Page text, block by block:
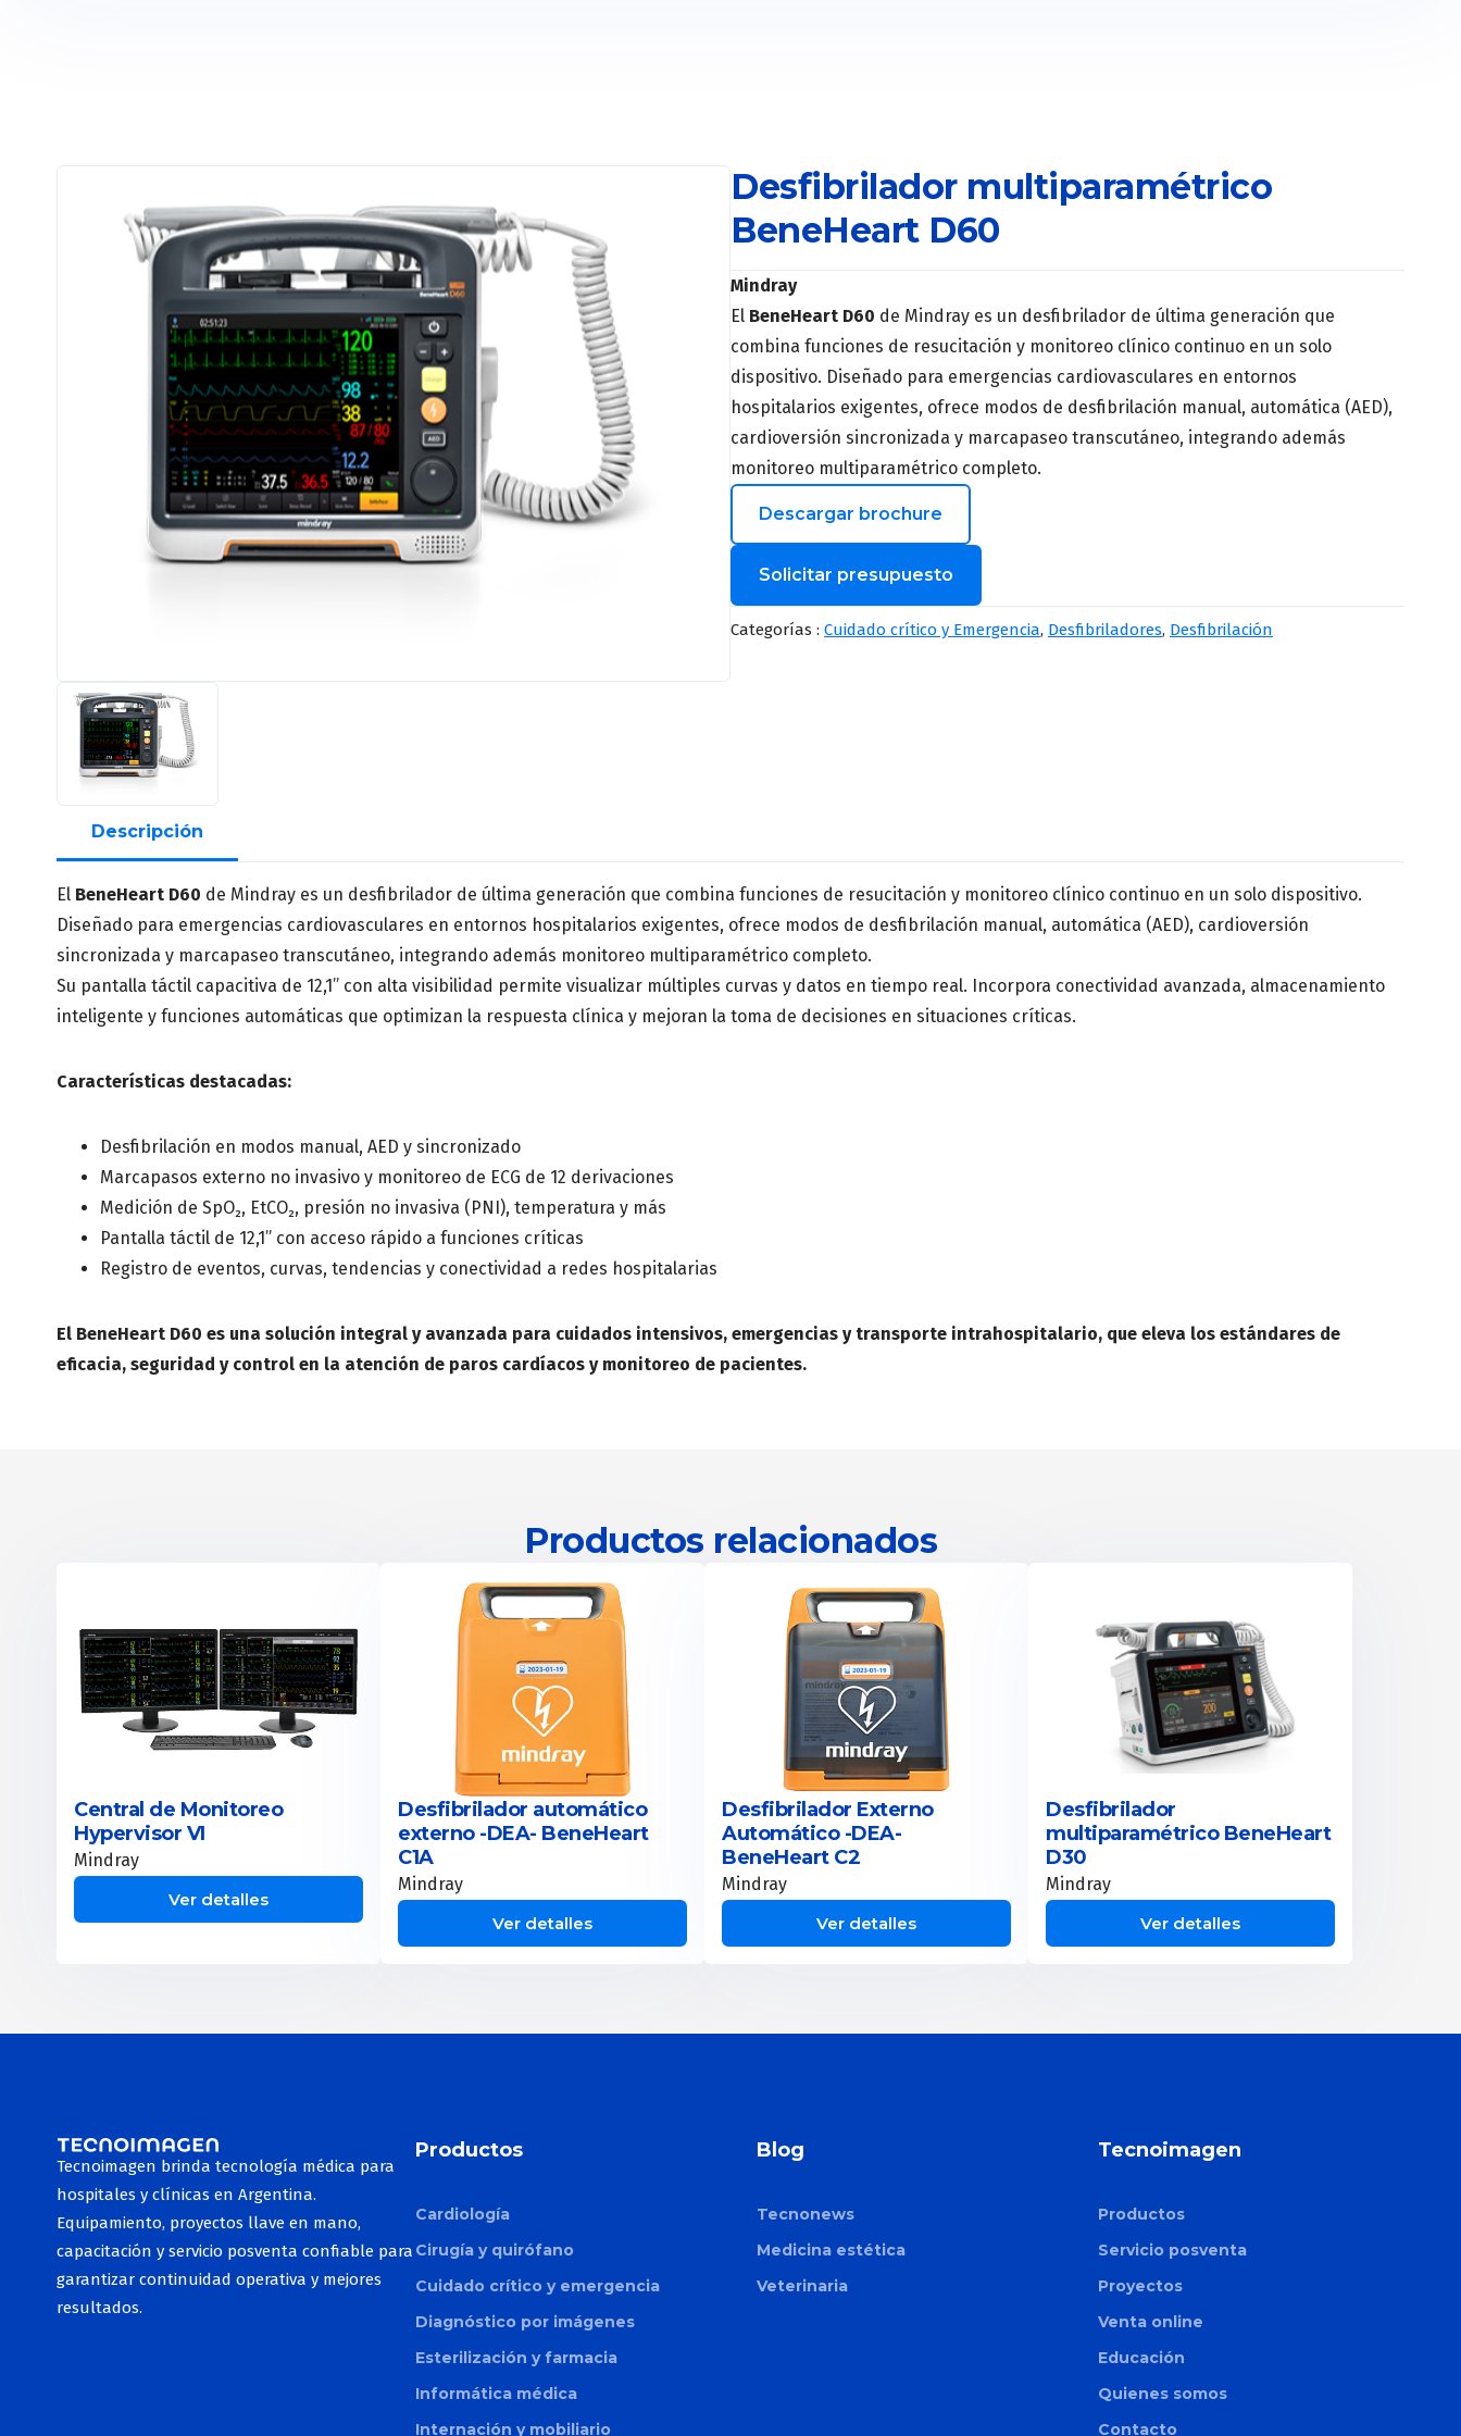
Desfibrilador multiparamétrico
BeneHeart D60
Mindray
El BeneHeart D60 de Mindray es un desfibrilador de última generación que
combina funciones de resucitación y monitoreo clínico continuo en un solo
dispositivo. Diseñado para emergencias cardiovasculares en entornos
hospitalarios exigentes, ofrece modos de desfibrilación manual, automática (AED),
cardioversión sincronizada y marcapaseo transcutáneo, integrando además
monitoreo multiparamétrico completo.
Descargar brochure
Solicitar presupuesto
Nombre Apellido
Especialidad médica*
Centro de saludo o Institución médica
Categorías : Cuidado crítico y Emergencia, Desfibriladores, Desfibrilación
Descripción
El BeneHeart D60 de Mindray es un desfibrilador de última generación que combina funciones de resucitación y monitoreo clínico continuo en un solo dispositivo.
Diseñado para emergencias cardiovasculares en entornos hospitalarios exigentes, ofrece modos de desfibrilación manual, automática (AED), cardioversión
sincronizada y marcapaseo transcutáneo, integrando además monitoreo multiparamétrico completo.
Su pantalla táctil capacitiva de 12,1” con alta visibilidad permite visualizar múltiples curvas y datos en tiempo real. Incorpora conectividad avanzada, almacenamiento
inteligente y funciones automáticas que optimizan la respuesta clínica y mejoran la toma de decisiones en situaciones críticas.
Características destacadas:
Desfibrilación en modos manual, AED y sincronizado
Marcapasos externo no invasivo y monitoreo de ECG de 12 derivaciones
Medición de SpO₂, EtCO₂, presión no invasiva (PNI), temperatura y más
Pantalla táctil de 12,1” con acceso rápido a funciones críticas
Registro de eventos, curvas, tendencias y conectividad a redes hospitalarias
El BeneHeart D60 es una solución integral y avanzada para cuidados intensivos, emergencias y transporte intrahospitalario, que eleva los estándares de
eficacia, seguridad y control en la atención de paros cardíacos y monitoreo de pacientes.
Productos relacionados
Central de Monitoreo
Hypervisor VI
Mindray
Ver detalles
Desfibrilador automático
externo -DEA- BeneHeart
C1A
Mindray
Ver detalles
Desfibrilador Externo
Automático -DEA-
BeneHeart C2
Mindray
Ver detalles
Desfibrilador
multiparamétrico BeneHeart
D30
Mindray
Ver detalles
Tecnoimagen brinda tecnología médica para
hospitales y clínicas en Argentina.
Equipamiento, proyectos llave en mano,
capacitación y servicio posventa confiable para
garantizar continuidad operativa y mejores
resultados.
Productos
Cardiología
Cirugía y quirófano
Cuidado crítico y emergencia
Diagnóstico por imágenes
Esterilización y farmacia
Informática médica
Internación y mobiliario
Blog
Tecnonews
Medicina estética
Veterinaria
Tecnoimagen
Productos
Servicio posventa
Proyectos
Venta online
Educación
Quienes somos
Contacto